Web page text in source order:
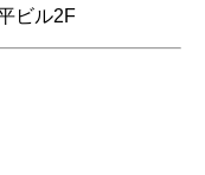
ビル2F